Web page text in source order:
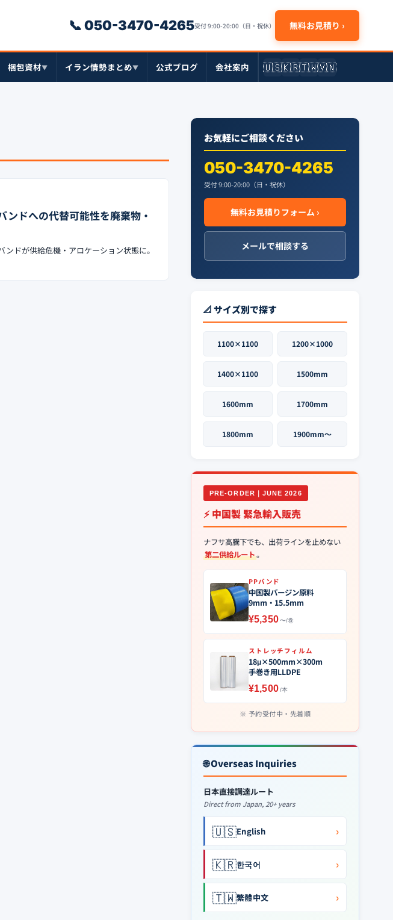
📞 050-3470-4265受付 9:00-20:00（日・祝休） 無料お見積り ›
梱包資材▼ イラン情勢まとめ▼ 公式ブログ 会社案内 🇺🇸🇰🇷🇹🇼🇻🇳
ドへの代替可能性を廃棄物・
ドが供給危機・アロケーション状態に。
お気軽にご相談ください
050-3470-4265
受付 9:00-20:00（日・祝休）
無料お見積りフォーム ›
メールで相談する
📐 サイズ別で探す
1100×1100 1200×1000
1400×1100 1500mm
1600mm 1700mm
1800mm 1900mm〜
PRE-ORDER｜JUNE 2026
⚡ 中国製 緊急輸入販売
ナフサ高騰下でも、出荷ラインを止めない
第二供給ルート。
PPバンド
中国製バージン原料
9mm・15.5mm
¥5,350〜/巻
ストレッチフィルム
18μ×500mm×300m
手巻き用LLDPE
¥1,500/本
予約受付中・先着順
🌐 Overseas Inquiries
日本直接調達ルート
Direct from Japan, 20+ years
🇺🇸English ›
🇰🇷한국어 ›
🇹🇼繁體中文 ›